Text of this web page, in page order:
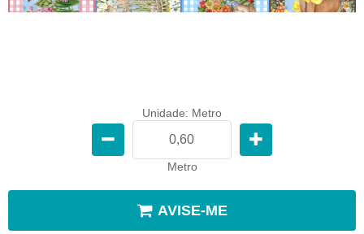
Unidade: Metro
Metro
AVISE-ME